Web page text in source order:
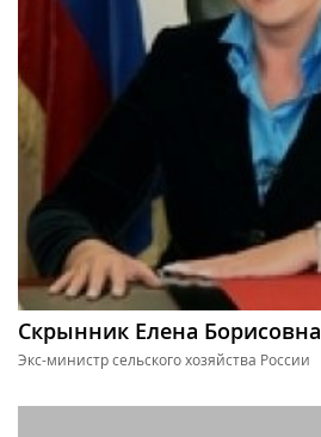
Скрынник Елена Борисовна
Экс-министр сельского хозяйства России